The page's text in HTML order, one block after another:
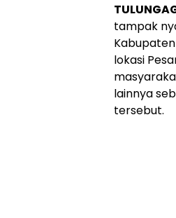
tampak
lokasi
lainnya
tersebut.